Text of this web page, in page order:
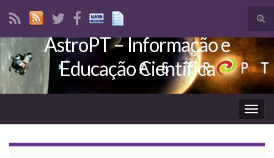
Search for:
AstroPT – Informação e
Educação Científica